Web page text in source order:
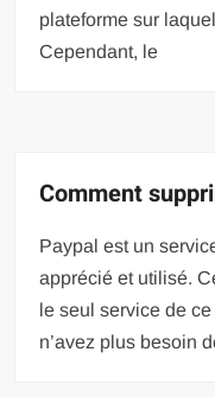
plateforme sur
Cependant, le
Comment
Paypal est un
apprécié et utilisé.
le seul service de
n’avez plus besoin